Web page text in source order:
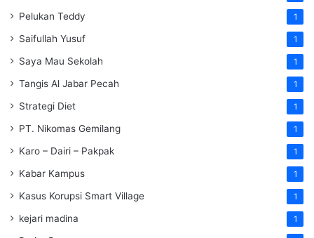
Pelukan Teddy 1
Saifullah Yusuf 1
Saya Mau Sekolah 1
Tangis Al Jabar Pecah 1
Strategi Diet 1
PT. Nikomas Gemilang 1
Karo – Dairi – Pakpak 1
Kabar Kampus 1
Kasus Korupsi Smart Village 1
kejari madina 1